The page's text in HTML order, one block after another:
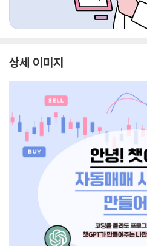
상세 이미지